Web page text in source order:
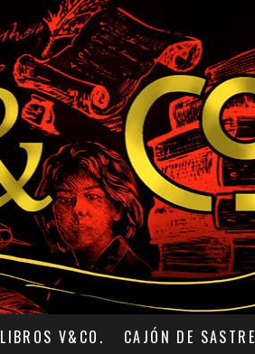
LIBROS V&CO. CAJÓN DE SASTRE